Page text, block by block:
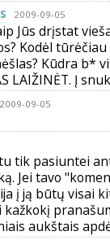
2009-09-05
Jūs drįstat
Kodėl
Kūdra b*
LAIŽINĖT. Į
2009-09-05
tik pasiuntei
Jei tavo
į ją būtų visai
aukštais